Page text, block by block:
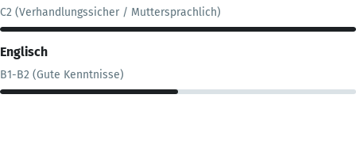
C2 (Verhandlungssicher / Muttersprachlich)
Englisch
B1-B2 (Gute Kenntnisse)